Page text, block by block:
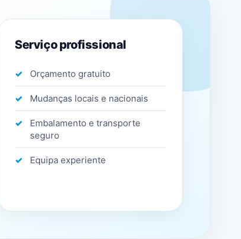
Serviço profissional
Orçamento gratuito
Mudanças locais e nacionais
Embalamento e transporte
seguro
Equipa experiente